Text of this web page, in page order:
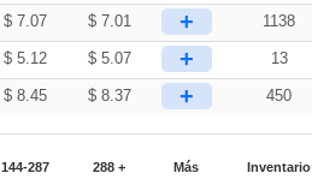
$ 7.07 $ 7.01 + 1138
$ 5.12 $ 5.07 + 13
$ 8.45 $ 8.37 + 450
144-287 288 + Más Inventario